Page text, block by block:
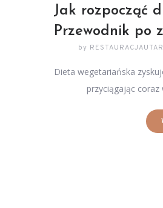
Jak rozpocząć
Przewodnik po
by
Dieta wegetariańska
przyciągając